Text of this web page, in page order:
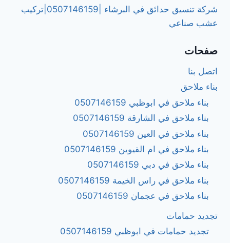
شركة تنسيق حدائق في البرشاء |0507146159|تركيب
عشب صناعي
صفحات
اتصل بنا
بناء ملاحق
بناء ملاحق في ابوظبي 0507146159
بناء ملاحق في الشارقة 0507146159
بناء ملاحق في العين 0507146159
بناء ملاحق في ام القيوين 0507146159
بناء ملاحق في دبي 0507146159
بناء ملاحق في راس الخيمة 0507146159
بناء ملاحق في عجمان 0507146159
تجديد حمامات
تجديد حمامات في ابوظبي 0507146159